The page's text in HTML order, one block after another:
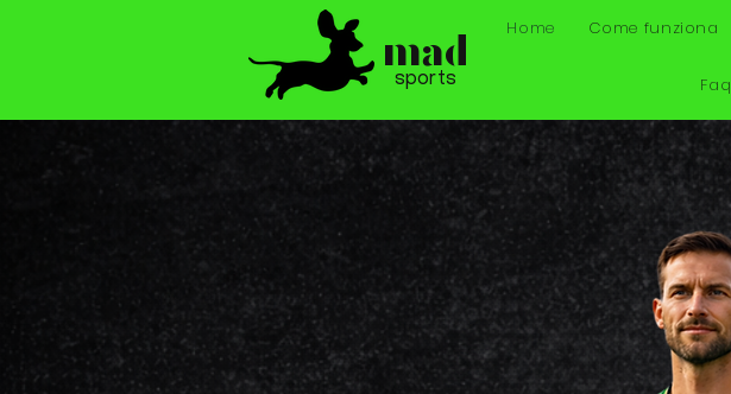
mad
sports
Home Come funziona
Faq
Abbigliamento sportivo
personalizzato per
società che vogliono
ordine, identità e zero
sorprese.